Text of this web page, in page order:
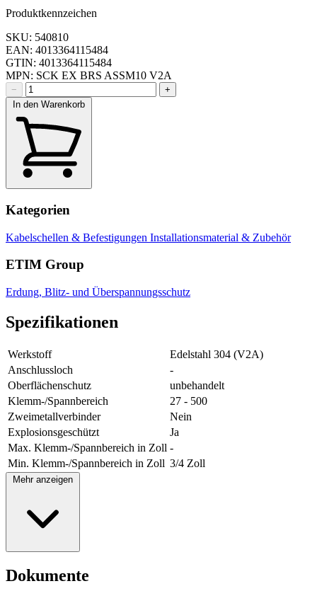
Produktkennzeichen
SKU: 540810
EAN: 4013364115484
GTIN: 4013364115484
MPN: SCK EX BRS ASSM10 V2A
−
+
In den Warenkorb
Kategorien
Kabelschellen & Befestigungen Installationsmaterial & Zubehör
ETIM Group
Erdung, Blitz- und Überspannungsschutz
Spezifikationen
Werkstoff
Edelstahl 304 (V2A)
Anschlussloch
-
Oberflächenschutz
unbehandelt
Klemm-/Spannbereich
27 - 500
Zweimetallverbinder
Nein
Explosionsgeschützt
Ja
Max. Klemm-/Spannbereich in Zoll -
Min. Klemm-/Spannbereich in Zoll 3/4 Zoll
Mehr anzeigen
Dokumente